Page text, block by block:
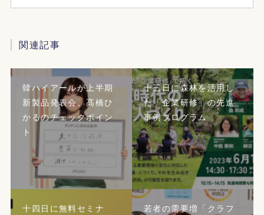
関連記事
韓ハイアールが上半期
新製品発表会、髙橋ひ
かるのチェックポイン
ト
十三日に森林を活用し
た「企業研修」の先進
事例プログラム
十四日に無料セミナ
若者の需要増「クラフ